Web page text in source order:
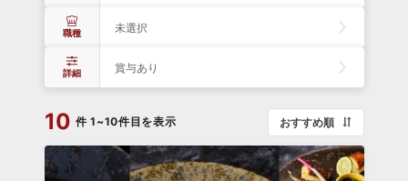
職種 未選択
詳細 賞与あり
10 件 1~10件目を表示 おすすめ順